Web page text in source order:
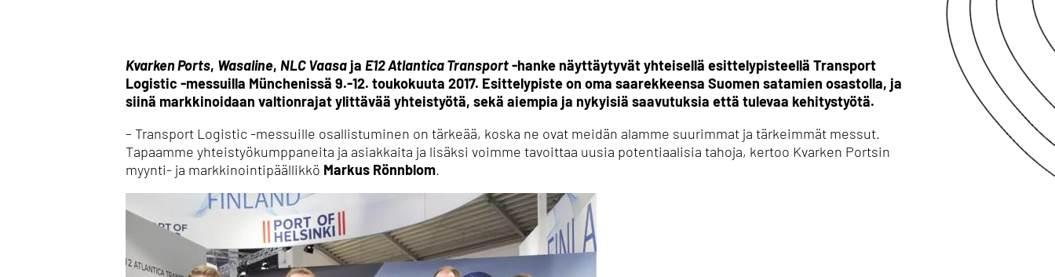
Kvarken Ports, Wasaline, NLC Vaasa ja E12 Atlantica Transport-hanke näyttäytyvät yhteisellä esittelypisteellä Transport
Logistic -messuilla Münchenissä 9.-12. toukokuuta 2017. Esittelypiste on oma saarekkeensa Suomen satamien osastolla, ja
siinä markkinoidaan valtionrajat ylittävää yhteistyötä, sekä aiempia ja nykyisiä saavutuksia että tulevaa kehitystyötä.
– Transport Logistic -messuille osallistuminen on tärkeää, koska ne ovat meidän alamme suurimmat ja tärkeimmät messut.
Tapaamme yhteistyökumppaneita ja asiakkaita ja lisäksi voimme tavoittaa uusia potentiaalisia tahoja, kertoo Kvarken Portsin
myynti- ja markkinointipäällikkö Markus Rönnblom.